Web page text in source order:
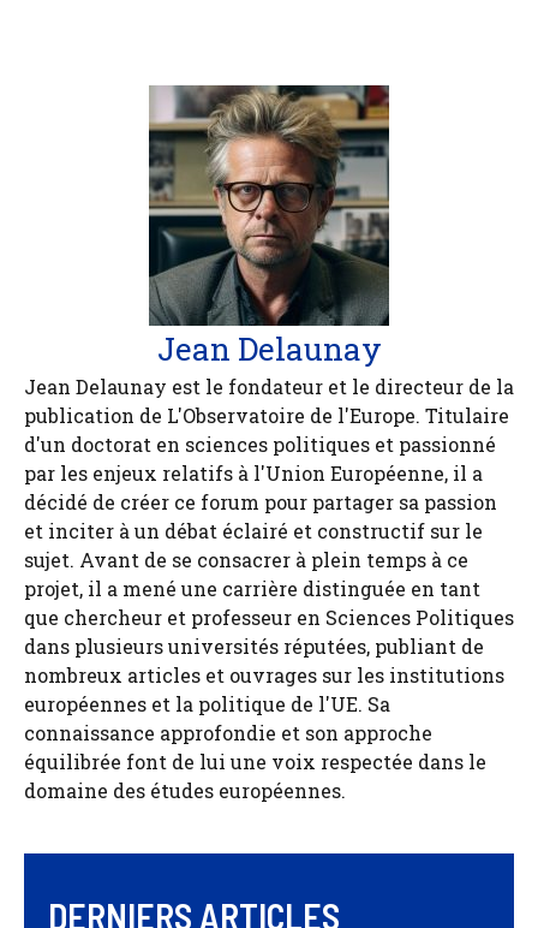
Jean Delaunay
Jean Delaunay est le fondateur et le directeur de la
publication de L'Observatoire de l'Europe. Titulaire
d'un doctorat en sciences politiques et passionné
par les enjeux relatifs à l'Union Européenne, il a
décidé de créer ce forum pour partager sa passion
et inciter à un débat éclairé et constructif sur le
sujet. Avant de se consacrer à plein temps à ce
projet, il a mené une carrière distinguée en tant
que chercheur et professeur en Sciences Politiques
dans plusieurs universités réputées, publiant de
nombreux articles et ouvrages sur les institutions
européennes et la politique de l'UE. Sa
connaissance approfondie et son approche
équilibrée font de lui une voix respectée dans le
domaine des études européennes.
DERNIERS ARTICLES